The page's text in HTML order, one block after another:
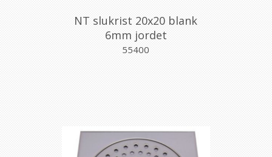
NT slukrist 20x20 blank
6mm jordet
55400